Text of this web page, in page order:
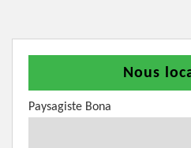
Nous
Paysagiste Bona